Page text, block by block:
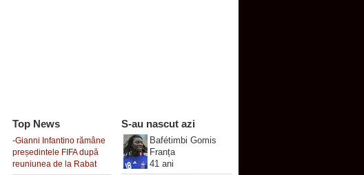
Top News
-Gianni Infantino rămâne
președintele FIFA după
reuniunea de la Rabat
S-au nascut azi
Bafétimbi Gomis
Franța
41 ani